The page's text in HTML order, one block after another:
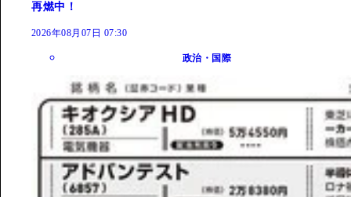
再燃中！
2026年08月07日 07:30
政治・国際